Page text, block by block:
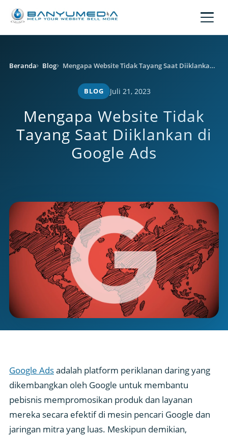
Beranda Blog Mengapa Website Tidak Tayang Saat Diiklankan di Google Ads
BLOG Juli 21, 2023
Mengapa Website Tidak
Tayang Saat Diiklankan di
Google Ads
Google Adsadalah platform periklanan daring yang
dikembangkan oleh Google untuk membantu
pebisnis mempromosikan produk dan layanan
mereka secara efektif di mesin pencari Google dan
jaringan mitra yang luas. Meskipun demikian,